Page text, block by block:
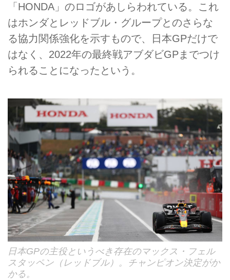
「HONDA」のロゴがあしらわれている。これ
はホンダとレッドブル・グループとのさらな
る協力関係強化を示すもので、日本GPだけで
はなく、2022年の最終戦アブダビGPまでつけ
られることになったという。
日本GPの主役というべき存在のマックス・フェル
スタッペン（レッドブル）。チャンピオン決定がか
かる。